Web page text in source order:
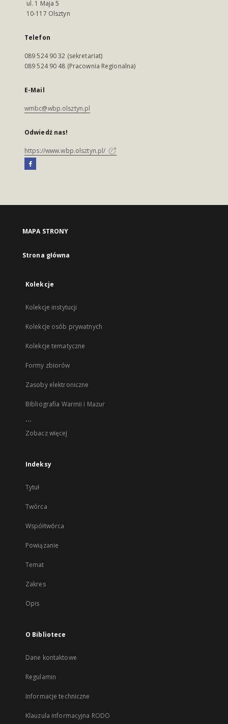
ul. 1 Maja 5
10-117 Olsztyn
Telefon
089 524 90 32 (sekretariat)
089 524 90 48 (Pracownia Regionalna)
E-Mail
wmbc@wbp.olsztyn.pl
Odwiedź nas!
https://www.wbp.olsztyn.pl/
MAPA STRONY
Strona główna
Kolekcje
Kolekcje instytucji
Kolekcje osób prywatnych
Kolekcje tematyczne
Formy zbiorów
Zasoby elektroniczne
Bibliografia Warmii i Mazur
...
Zobacz więcej
Indeksy
Tytuł
Twórca
Współtwórca
Powiązanie
Temat
Zakres
Opis
O Bibliotece
Dane kontaktowe
Regulamin
Informacje techniczne
Klauzula informacyjna RODO